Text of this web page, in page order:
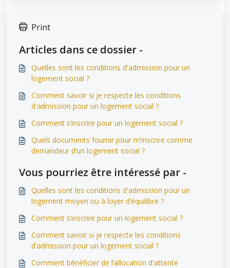
Print
Articles dans ce dossier -
Quelles sont les conditions d'admission pour un
logement social ?
Comment savoir si je respecte les conditions
d'admission pour un logement social ?
Comment s’inscrire pour un logement social ?
Quels documents fournir pour m’inscrire comme
demandeur d’un logement social ?
Vous pourriez être intéressé par -
Quelles sont les conditions d'admission pour un
logement moyen ou à loyer d’équilibre ?
Comment s’inscrire pour un logement social ?
Comment savoir si je respecte les conditions
d'admission pour un logement social ?
Comment bénéficier de l’allocation d'attente